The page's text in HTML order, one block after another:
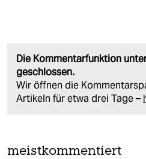
Die Kommentarfunktion
geschlossen.
Wir öffnen die
Artikeln für etwa drei Tage –
meistkommentiert